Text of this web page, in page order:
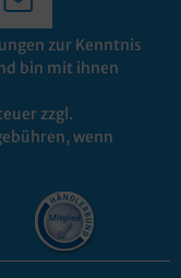
zur Kenntnis
bin mit ihnen
zzgl.
wenn